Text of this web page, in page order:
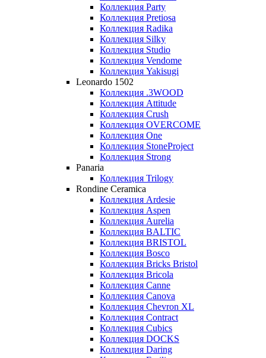
Коллекция Party
Коллекция Pretiosa
Коллекция Radika
Коллекция Silky
Коллекция Studio
Коллекция Vendome
Коллекция Yakisugi
Leonardo 1502
Коллекция .3WOOD
Коллекция Attitude
Коллекция Crush
Коллекция OVERCOME
Коллекция One
Коллекция StoneProject
Коллекция Strong
Panaria
Коллекция Trilogy
Rondine Ceramica
Коллекция Ardesie
Коллекция Aspen
Коллекция Aurelia
Коллекция BALTIC
Коллекция BRISTOL
Коллекция Bosco
Коллекция Bricks Bristol
Коллекция Bricola
Коллекция Canne
Коллекция Canova
Коллекция Chevron XL
Коллекция Contract
Коллекция Cubics
Коллекция DOCKS
Коллекция Daring